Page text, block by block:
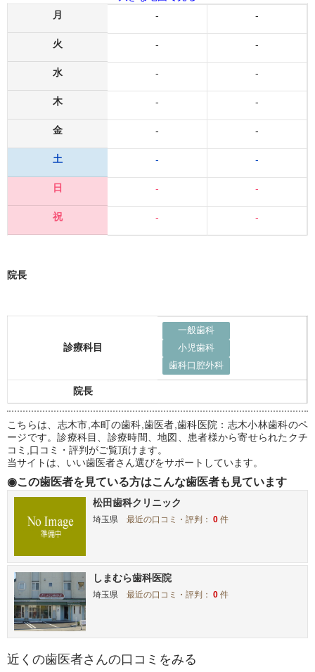
月
火
水
木
金
土
日
祝
-
-
-
-
-
-
-
-
-
-
-
-
-
-
-
-
院長
診療科目
一般歯科
小児歯科
歯科口腔外科
院長
こちらは、志木市,本町の歯科,歯医者,歯科医院：志木小林歯科のペ
ージです。診療科目、診療時間、地図、患者様から寄せられたクチ
コミ,口コミ・評判がご覧頂けます。
当サイトは、いい歯医者さん選びをサポートしています。
◉この歯医者を見ている方はこんな歯医者も見ています
松田歯科クリニック
埼玉県 最近の口コミ・評判：0 件
しまむら歯科医院
埼玉県 最近の口コミ・評判：0 件
近くの歯医者さんの口コミをみる